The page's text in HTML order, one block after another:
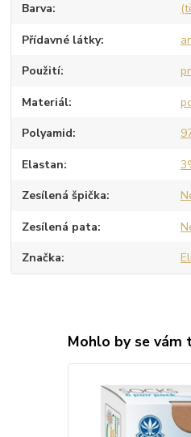
Barva
Přídavné látky
Použití
Materiál
Polyamid
Elastan
Zesílená špička
Zesílená pata
Značka
Mohlo by se vám